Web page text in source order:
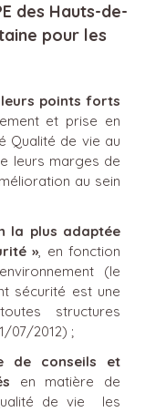
des Hauts-de-
pour les
points forts
et prise en
Qualité de vie au
leurs marges de
au sein
la plus adaptée
», en fonction
(le
sécurité est une
structures
07/2012) ;
de conseils et
en matière de
de vie les